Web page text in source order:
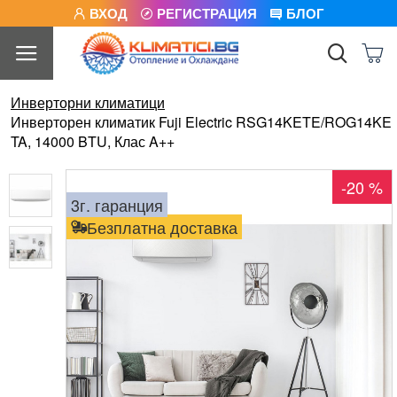
ВХОД РЕГИСТРАЦИЯ БЛОГ
Инверторни климатици
Инверторен климатик Fuji Electric RSG14KETE/ROG14KE
TA, 14000 BTU, Клас A++
Безплатна доставка
3г. гаранция
-20 %